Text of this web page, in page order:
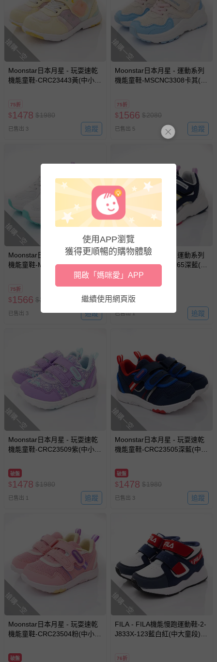
非以有形媒介提供之數位內容或一經提供即為完成之線
上服務，經消費者事先同意始提供（例如線上課程、遊
戲或活動點數等）。
已拆封之以下類型商品：
-個人衛生用品（例如尿布、貼身衣物、泳裝、襪子、地
墊、寢具類等）。
-新生兒親膚衣物（嬰幼兒包巾與背巾、包屁衣、學習
褲、紗布衣等）。
-其他原廠盒裝商品封口處已貼上「不可拆封」，或具警
示字句等說明貼紙、封條者。
相關的退換貨辦理流程，可詳見：退換貨 & 退款問題
運送服務：目前提供的運送僅限台灣本島。如您位於離島地
區，可能會無法配送，或須依據商品需加收離島運費。廠商
亦保留出貨與否的權利。離島、偏遠地區、樓層親送等加價
費用，可能會另需加收。
商品實際的配達日期，可於訂單個人資料內的查詢訂單內，
已出貨通知之訊息為主。
如您收到商品，請依正常流程檢查是否完好，若商品遇瑕疵
情形，您可申請更換新品或退貨，請見：
若您對於會員帳號、商品訂購與資訊、購物流程、付款方
式、折價券與購物金的使用、退貨及商品運送方式等有疑
助取消退款事宜。
商品如因「價格、組合」等錯誤原因，導致無法安排出貨，
會主動以簡訊及mail通知訂單取消事宜，並將提供適當補
償。
搶購一空
Moonstar日本月星 - 玩耍速乾
機能童鞋-CRC23443黃(中小
75折
$1478 $1980
已售出 3 追蹤
搶購一空
Moonstar日本月星 - 運動系列
機能童鞋-MSCNC3308卡其(中
75折
$1566 $2080
已售出 5 追蹤
搶購一空
Moonstar日本月星 - 運動系列
機能童鞋-MSCNC3301白(中大
75折
$1566 $2080
已售出 3 追蹤
搶購一空
Moonstar日本月星 - 運動系列
機能童鞋-MSCNC3265深藍(中
大童)-運動鞋-深藍
$1566
已售出 1 追蹤
搶購一空
Moonstar日本月星 - 玩耍速乾
機能童鞋-CRC23509紫(中小
破盤
$1478 $1980
已售出 1 追蹤
搶購一空
Moonstar日本月星 - 玩耍速乾
機能童鞋-CRC23505深藍(中小
破盤
$1478 $1980
已售出 3 追蹤
搶購一空
Moonstar日本月星 - 玩耍速乾
機能童鞋-CRC23504粉(中小
破盤
搶購一空
FILA - FILA機能慢跑運動鞋-2-
J833X-123藍白紅(中大童段)-
76折
使用APP瀏覽
獲得更順暢的購物體驗
開啟「媽咪愛」APP
繼續使用網頁版